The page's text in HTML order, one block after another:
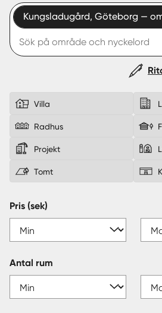
Start
Logga in
Kungsladugård, Göteborg —
Villa
Radhus
Projekt
Tomt
Pris (sek)
Antal rum